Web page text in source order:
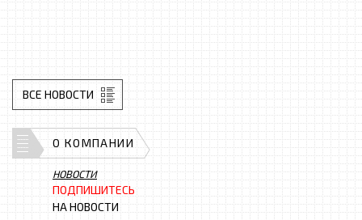
ВСЕ НОВОСТИ
О КОМПАНИИ
НОВОСТИ
ПОДПИШИТЕСЬ
НА НОВОСТИ